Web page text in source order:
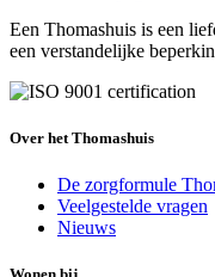
Een Thomashuis is een
een verstandelijke
Over het Thomashuis
De zorgformule
Veelgestelde vragen
Nieuws